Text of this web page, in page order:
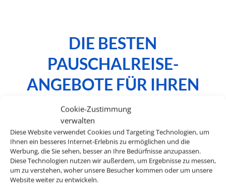
Cookie-Zustimmung
verwalten
Diese Website verwendet Cookies und Targeting Technologien, um
Ihnen ein besseres Internet-Erlebnis zu ermöglichen und die
Werbung, die Sie sehen, besser an Ihre Bedürfnisse anzupassen.
Diese Technologien nutzen wir außerdem, um Ergebnisse zu messen,
um zu verstehen, woher unsere Besucher kommen oder um unsere
Website weiter zu entwickeln.
DIE BESTEN
PAUSCHALREISE-
ANGEBOTE FÜR IHREN
URLAUB
Sie wollen einen entspannten Urlaub mit
Ihren Liebsten genießen, viel Platz und Zeit
für sich haben? Mit einem Ferienhaus oder